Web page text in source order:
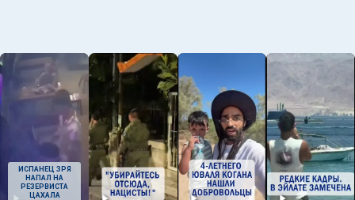
ИСПАНЕЦ ЗРЯ
НАПАЛ НА
РЕЗЕРВИСТА
ЦАХАЛА